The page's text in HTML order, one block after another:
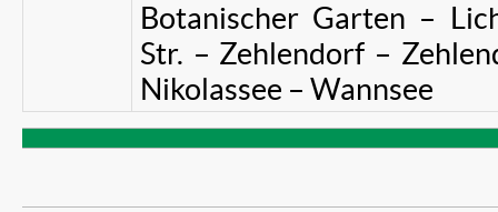
Botanischer Garten –
Str. – Zehlendorf –
Nikolassee – Wannsee